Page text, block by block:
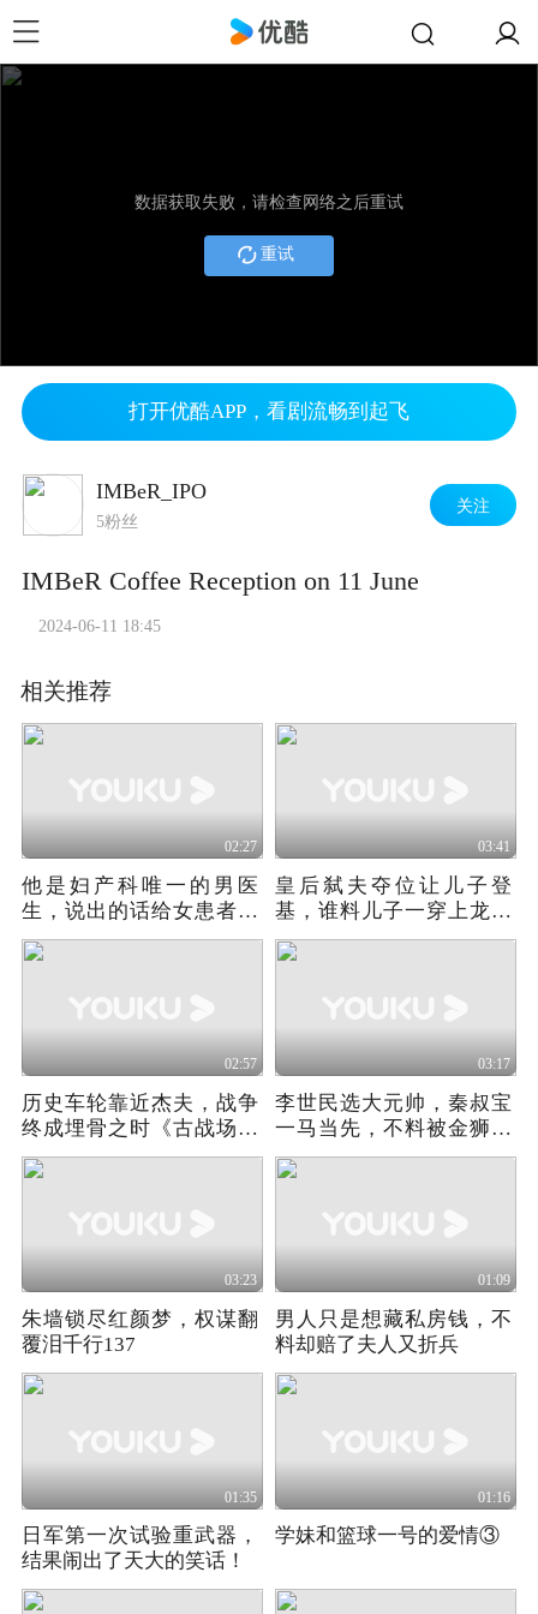
数据获取失败，请检查网络之后重试
重试
打开优酷APP，看剧流畅到起飞
IMBeR_IPO
5粉丝
关注
IMBeR Coffee Reception on 11 June
2024-06-11 18:45
相关推荐
02:27
他是妇产科唯一的男医
生，说出的话给女患者吓
坏了
03:41
皇后弑夫夺位让儿子登
基，谁料儿子一穿上龙袍
后，却让她笑不出来
02:57
历史车轮靠近杰夫，战争
终成埋骨之时《古战场传
奇》第八季02
03:17
李世民选大元帅，秦叔宝
一马当先，不料被金狮压
到吐血！
03:23
朱墙锁尽红颜梦，权谋翻
覆泪千行137
01:09
男人只是想藏私房钱，不
料却赔了夫人又折兵
01:35
日军第一次试验重武器，
结果闹出了天大的笑话！
01:16
学妹和篮球一号的爱情③